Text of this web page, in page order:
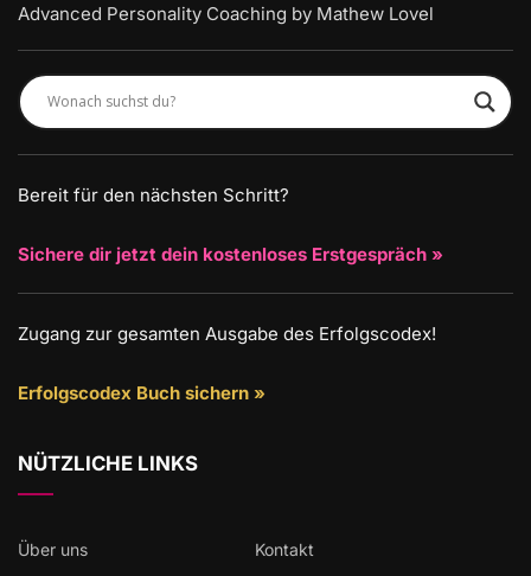
Advanced Personality Coaching by Mathew Lovel
Bereit für den nächsten Schritt?
Sichere dir jetzt dein kostenloses Erstgespräch »
Zugang zur gesamten Ausgabe des Erfolgscodex!
Erfolgscodex Buch sichern »
NÜTZLICHE LINKS
Über uns Kontakt